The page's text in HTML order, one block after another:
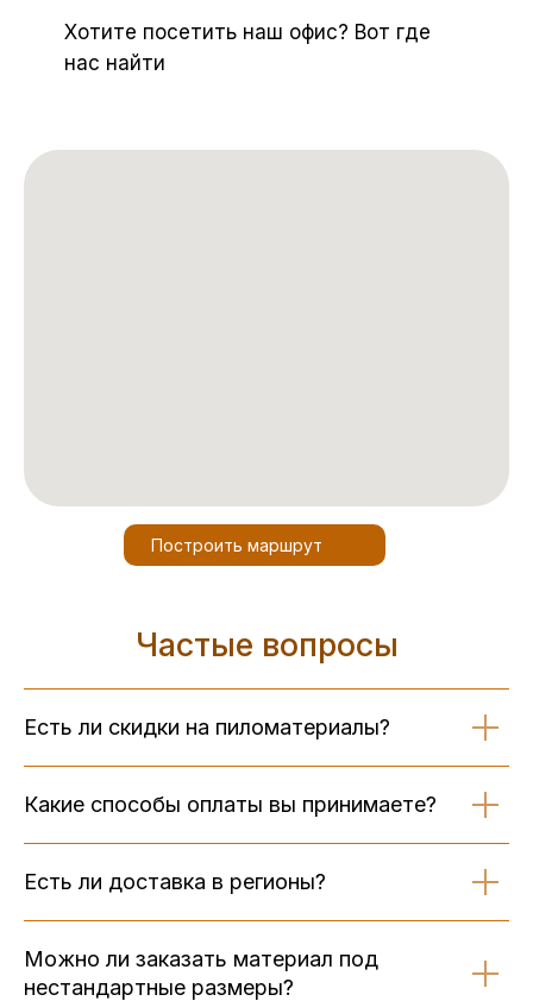
Хотите посетить наш офис? Вот где
нас найти
Построить маршрут
Частые вопросы
Есть ли скидки на пиломатериалы?
Какие способы оплаты вы принимаете?
Есть ли доставка в регионы?
Можно ли заказать материал под
нестандартные размеры?